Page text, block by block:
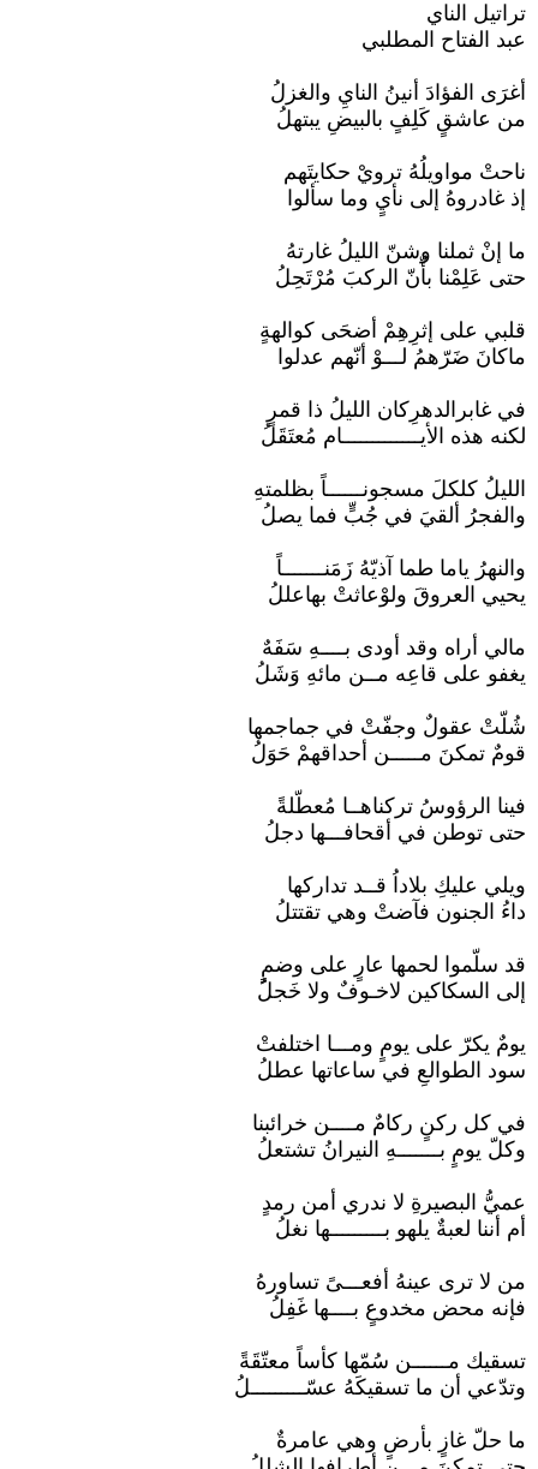
تراتيل الناي
عبد الفتاح المطلبي
أغرَى الفؤادَ أنينُ النايِ والغزلُ
من عاشقٍ كَلِفٍ بالبيضِ يبتهلُ
ناحتْ مواويلُهُ ترويْ حكايتَهم
إذ غادروهُ إلى نأيٍ وما سألوا
ما إنْ ثملنا وشنّ الليلُ غارتهُ
حتى عَلِمْنا بأّنّ الركبَ مُرْتَحِلُ
قلبي على إثرِهِمْ أضحَى كوالهةٍ
ماكانَ ضَرّهمُ لـــوْ أنّهم عدلوا
في غابرالدهرِكان الليلُ ذا قمرٍ
لكنه هذه الأيـــــــــــــام مُعتَقَلُ
الليلُ كلكلَ مسجونــــــاً بظلمتهِ
والفجرُ ألقيَ في جُبٍّ فما يصلُ
والنهرُ ياما طما آذيّهُ زَمَنـــــــاً
يحيي العروقَ ولوْعاثتْ بهاعللُ
مالي أراه وقد أودى بــــهِ سَفَهٌ
يغفو على قاعِه مــن مائهِ وَشَلُ
شُلّتْ عقولٌ وجفّتْ في جماجمها
قومٌ تمكنَ مـــــن أحداقهمْ حَوَلُ
فينا الرؤوسُ تركناهــا مُعطّلةً
حتى توطن في أقحافـــها دجلُ
ويلي عليكِ بلاداُ قــد تداركها
داءُ الجنون فآضتْ وهي تقتتلُ
قد سلّموا لحمها عارٍ على وضمٍ
إلى السكاكين لاخـوفٌ ولا خَجلُ
يومٌ يكرّ على يومٍ ومـــا اختلفتْ
سود الطوالعِ في ساعاتها عطلُ
في كل ركنٍ ركامٌ مــــن خرائبنا
وكلّ يومٍ بـــــــهِ النيرانُ تشتعلُ
عميُّ البصيرةِ لا ندري أمن رمدٍ
أم أننا لعبةٌ يلهو بـــــــــها نغلُ
من لا ترى عينهُ أفعـــىً تساورهُ
فإنه محض مخدوعٍ بــــها غَفِلُ
تسقيك مــــــن سُمّها كأساً معتّقَةً
وتدّعي أن ما تسقيكَهُ عسّـــــــــلُ
ما حلّ غازٍ بأرضٍ وهي عامرةٌ